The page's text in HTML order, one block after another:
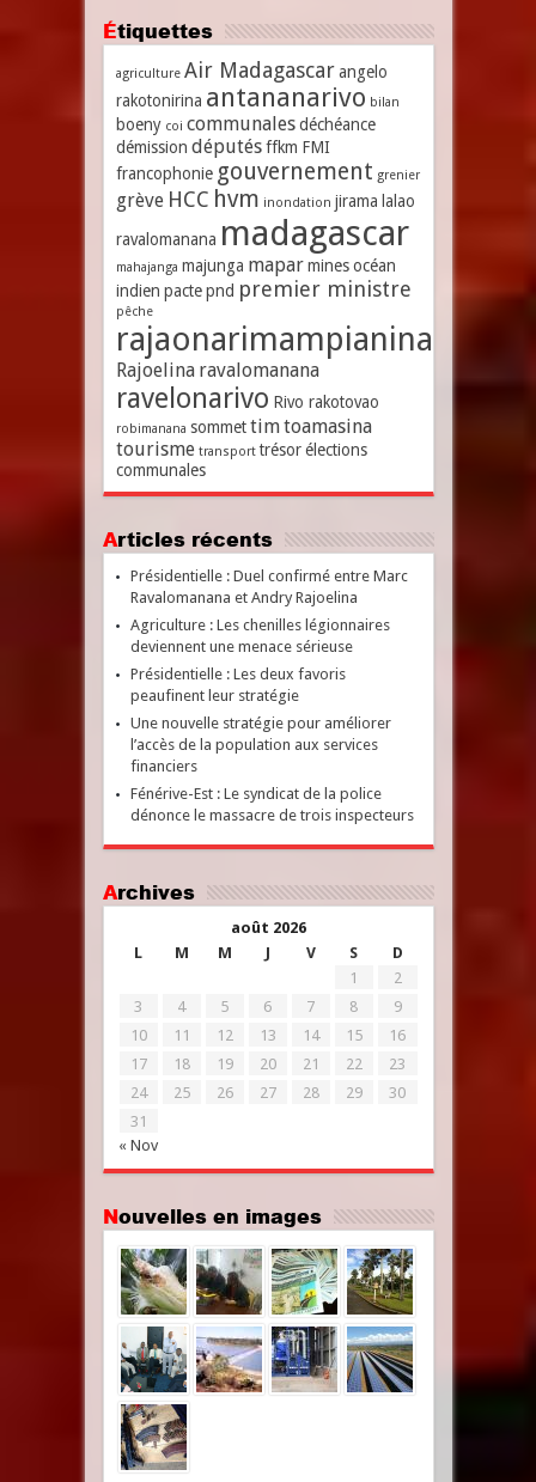
Étiquettes
agriculture Air Madagascar angelo
rakotonirina antananarivo bilan
boeny coi communales déchéance
démission députés ffkm FMI
francophonie gouvernement grenier
grève HCC hvm inondation jirama lalao
ravalomanana madagascar
mahajanga majunga mapar mines océan
indien pacte pnd premier ministre
pêche
rajaonarimampianina
Rajoelina ravalomanana
ravelonarivo Rivo rakotovao
robimanana sommet timtoamasina
tourisme transport trésor élections
communales
Articles récents
Présidentielle : Duel confirmé entre Marc
Ravalomanana et Andry Rajoelina
Agriculture : Les chenilles légionnaires
deviennent une menace sérieuse
Présidentielle : Les deux favoris
peaufinent leur stratégie
Une nouvelle stratégie pour améliorer
l’accès de la population aux services
financiers
Fénérive-Est : Le syndicat de la police
dénonce le massacre de trois inspecteurs
Archives
août 2026
L
M M J V S D
« Nov
1
2
3
4 5 6 7 8
9
10
11 12 13 14 15
16
17
18 19 20 21 22
23
24
25 26 27 28 29
30
31
Nouvelles en images